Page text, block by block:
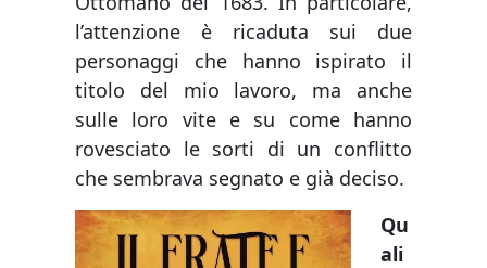
l’attenzione è ricaduta sui due
personaggi che hanno ispirato il
titolo del mio lavoro, ma anche
sulle loro vite e su come hanno
rovesciato le sorti di un conflitto
che sembrava segnato e già deciso.
Qu
ali